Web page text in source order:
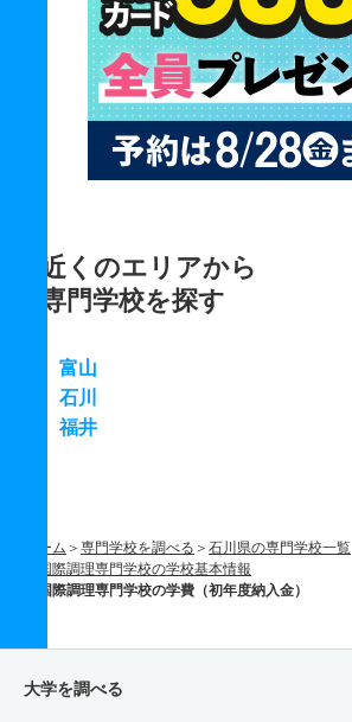
近くのエリアから
専門学校を探す
富山
石川
福井
ホーム 専門学校を調べる
石川県の専門学校一覧
国際調理専門学校の学校基本情報
国際調理専門学校の学費（初年度納入金）
大学を調べる